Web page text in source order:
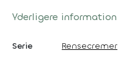
Yderligere information
Serie Rensecremer